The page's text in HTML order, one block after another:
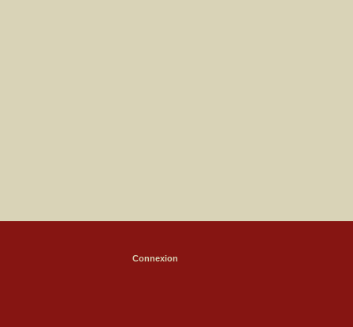
Connexion